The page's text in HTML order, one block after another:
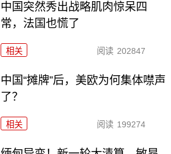
中国突然秀出战略肌肉惊呆四
常，法国也慌了
相关 阅读 202847
中国“摊牌”后，美欧为何集体噤声
了？
相关 阅读 199274